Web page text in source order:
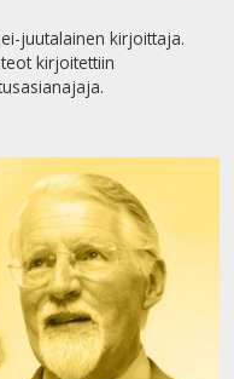
juutalainen kirjoittaja.
kirjoitettiin